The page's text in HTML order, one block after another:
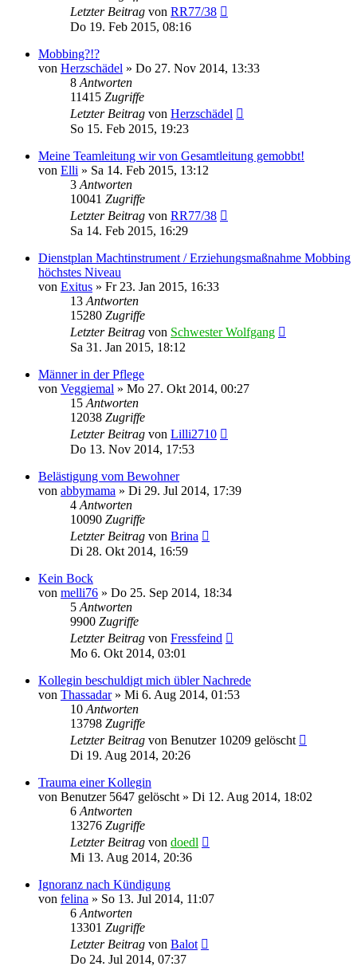
Letzter Beitrag von RR77/38
Do 19. Feb 2015, 08:16
Mobbing?!?
von Herzschädel » Do 27. Nov 2014, 13:33
8 Antworten
11415 Zugriffe
Letzter Beitrag von Herzschädel
So 15. Feb 2015, 19:23
Meine Teamleitung wir von Gesamtleitung gemobbt!
von Elli » Sa 14. Feb 2015, 13:12
3 Antworten
10041 Zugriffe
Letzter Beitrag von RR77/38
Sa 14. Feb 2015, 16:29
Dienstplan Machtinstrument / Erziehungsmaßnahme Mobbing
höchstes Niveau
von Exitus » Fr 23. Jan 2015, 16:33
13 Antworten
15280 Zugriffe
Letzter Beitrag von Schwester Wolfgang
Sa 31. Jan 2015, 18:12
Männer in der Pflege
von Veggiemal » Mo 27. Okt 2014, 00:27
15 Antworten
12038 Zugriffe
Letzter Beitrag von Lilli2710
Do 13. Nov 2014, 17:53
Belästigung vom Bewohner
von abbymama » Di 29. Jul 2014, 17:39
4 Antworten
10090 Zugriffe
Letzter Beitrag von Brina
Di 28. Okt 2014, 16:59
Kein Bock
von melli76 » Do 25. Sep 2014, 18:34
5 Antworten
9900 Zugriffe
Letzter Beitrag von Fressfeind
Mo 6. Okt 2014, 03:01
Kollegin beschuldigt mich übler Nachrede
von Thassadar» Mi 6. Aug 2014, 01:53
10 Antworten
13798 Zugriffe
Letzter Beitrag von Benutzer 10209 gelöscht
Di 19. Aug 2014, 20:26
Trauma einer Kollegin
von Benutzer 5647 gelöscht » Di 12. Aug 2014, 18:02
6 Antworten
13276 Zugriffe
Letzter Beitrag von doedl
Mi 13. Aug 2014, 20:36
Ignoranz nach Kündigung
von felina » So 13. Jul 2014, 11:07
6 Antworten
13301 Zugriffe
Letzter Beitrag von Balot
Do 24. Jul 2014, 07:37